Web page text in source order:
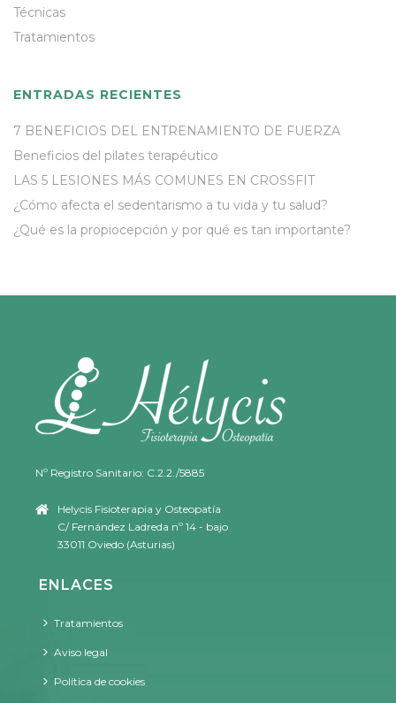
Técnicas
Tratamientos
ENTRADAS RECIENTES
7 BENEFICIOS DEL ENTRENAMIENTO DE FUERZA
Beneficios del pilates terapéutico
LAS 5 LESIONES MÁS COMUNES EN CROSSFIT
¿Cómo afecta el sedentarismo a tu vida y tu salud?
¿Qué es la propiocepción y por qué es tan importante?
Nº Registro Sanitario: C.2.2./5885
Helycis Fisioterapia y Osteopatía
C/ Fernández Ladreda nº 14 - bajo
33011 Oviedo (Asturias)
ENLACES
Tratamientos
Aviso legal
Política de cookies